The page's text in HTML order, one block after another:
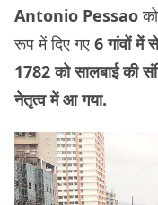
Antonio Pessao
रूप में दिए गए 6 गांवों में
1782 को सालबाई की
नेतृत्व में आ गया.